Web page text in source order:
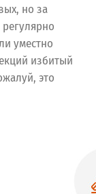
но за
уместно
избитый
это